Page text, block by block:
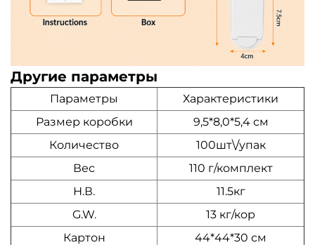
Другие параметры
Параметры
Характеристики
Размер коробки
9,5*8,0*5,4 см
Количество
100шт\/упак
Вес
110 г/комплект
Н.В.
11.5кг
G.W.
13 кг/кор
Картон
44*44*30 см